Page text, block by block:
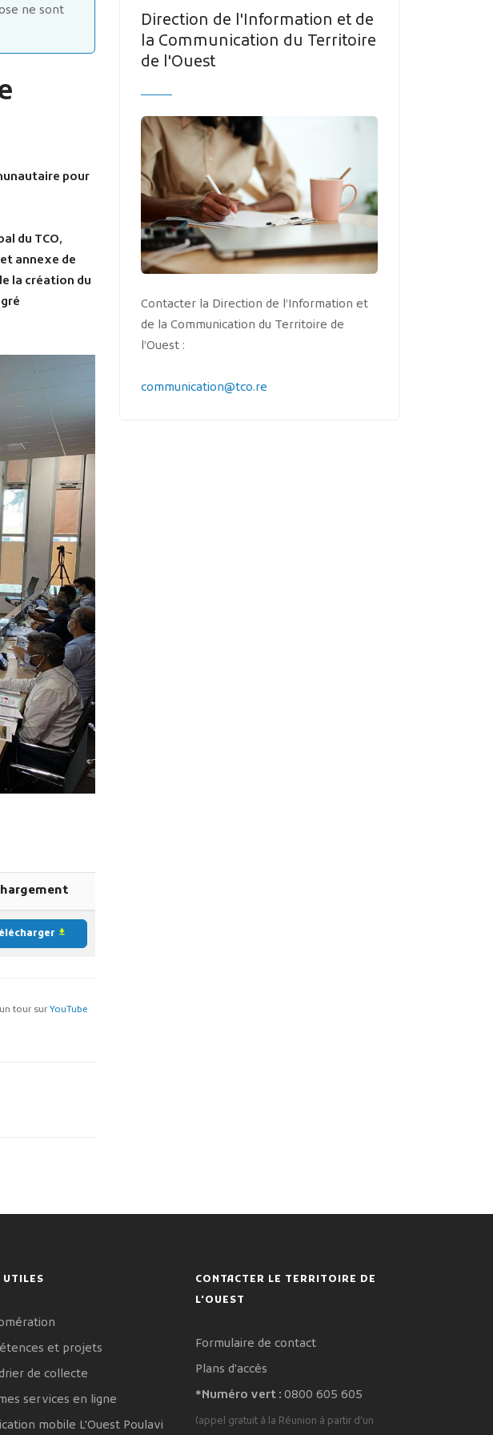
MES DÉMARCHES
Publicité des actes
Marchés publics
Projets financés par l'Europe
Plans d'accès
ne sont
pour
du TCO,
annexe de
la création du
file_download
tour sur YouTube
Direction de l'Information et de
la Communication du Territoire
de l'Ouest
Contacter la Direction de l’Information et
de la Communication du Territoire de
l’Ouest :
communication@tco.re
UTILES
et projets
de collecte
services en ligne
mobile L'Ouest Poulavi
CONTACTER LE TERRITOIRE DE
L'OUEST
Formulaire de contact
Plans d'accès
*Numéro vert : 0800 605 605
(appel gratuit à la Réunion à partir d'un